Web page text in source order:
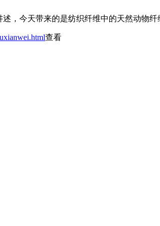
，今天带来的是纺织纤维中的天然动物纤
查看